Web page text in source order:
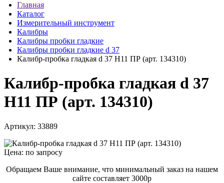
Главная
Каталог
Измерительный инструмент
Калибры
Калибры пробки гладкие
Калибры пробки гладкие d 37
Калибр-пробка гладкая d 37 Н11 ПР (арт. 134310)
Калибр-пробка гладкая d 37
Н11 ПР (арт. 134310)
Артикул: 33889
Цена: по запросу
Обращаем Ваше внимание, что минимальный заказ на нашем
сайте составляет 3000р